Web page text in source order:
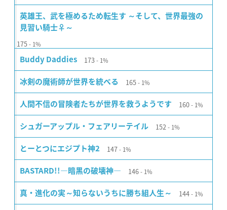
英雄王、武を極めるため転生す ～そして、世界最強の
見習い騎士♀～
175 1%
Buddy Daddies 173 1%
冰剣の魔術師が世界を統べる 165 1%
人間不信の冒険者たちが世界を救うようです 160 1%
シュガーアップル・フェアリーテイル 152 1%
とーとつにエジプト神2 147 1%
BASTARD!!―暗黒の破壊神― 146 1%
真・進化の実～知らないうちに勝ち組人生～ 144 1%